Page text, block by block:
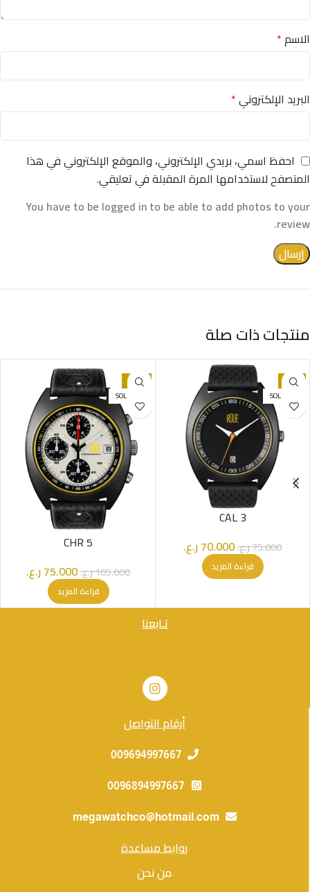
الاسم*
البريد الإلكتروني*
احفظ اسمي، بريدي الإلكتروني، والموقع الإلكتروني في هذا
المتصفح لاستخدامها المرة المقبلة في تعليقي.
You have to be logged in to be able to add photos to your
review.
منتجات ذات صلة
-7%
SOLD OUT
CAL 3
75.000ر.ع.70.000ر.ع.
قراءة المزيد
-29%
SOLD OUT
CHR 5
105.000ر.ع.75.000ر.ع.
قراءة المزيد
تـابعنا
أرقام التواصل
009694997667
0096894997667
megawatchco@hotmail.com
روابط مساعدة
من نحن